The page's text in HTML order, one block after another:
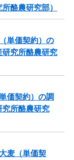
酪農研究部）
単価契約）の
究所酪農研究
価契約）の調
究所酪農研究
麦（単価契